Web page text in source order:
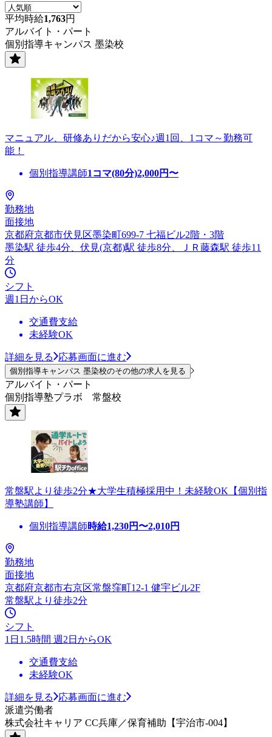
平均時給1,763円
アルバイト・パート
個別指導キャンパス 墨染校
マニュアル、研修ありだから安心♪週1回、1コマ～勤務可
能！
個別指導講師1コマ(80分)2,000円〜
勤務地
面接地
京都府京都市伏見区墨染町699-7 七福ビル2階・3階
墨染駅 徒歩4分、伏見(京都)駅 徒歩8分、ＪＲ藤森駅 徒歩11
分
シフト
週1日からOK
交通費支給
未経験OK
詳細を見る 応募画面に進む
個別指導キャンパス 墨染校のその他の求人を見る
アルバイト・パート
個別指導塾プラボ 常盤校
常盤駅より徒歩2分★大学生積極採用中！未経験OK【個別指
導塾講師】
個別指導講師時給1,230円〜2,010円
勤務地
面接地
京都府京都市右京区常盤窪町12-1 健宇ビル2F
常盤駅より徒歩2分
シフト
1日1.5時間 週2日からOK
交通費支給
未経験OK
詳細を見る
応募画面に進む
派遣労働者
株式会社キャリア CC兵庫／保育補助【宇治市-004】